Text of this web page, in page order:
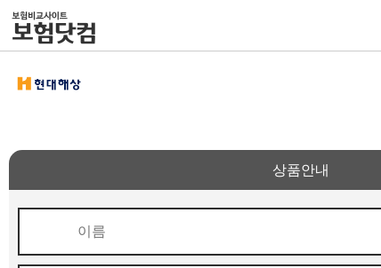
상품안내